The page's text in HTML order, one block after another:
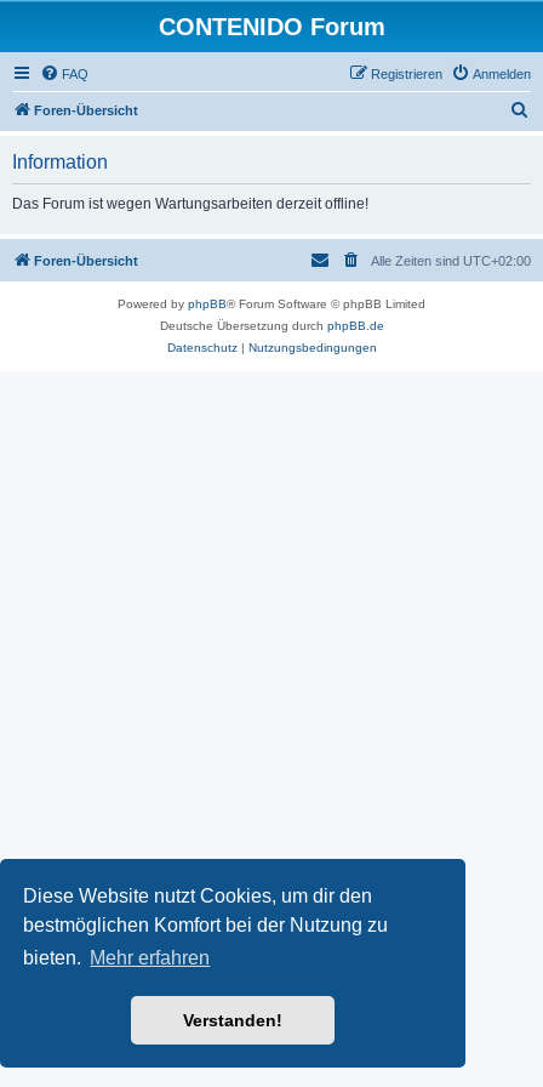
Diese Website nutzt Cookies, um dir den
bestmöglichen Komfort bei der Nutzung zu
bieten. Mehr erfahren
Verstanden!
CONTENIDO Forum
FAQ Anmelden
Registrieren
Foren-Übersicht
Information
Das Forum ist wegen Wartungsarbeiten derzeit offline!
Foren-Übersicht Alle Zeiten sind UTC+02:00
Powered by phpBB® Forum Software © phpBB Limited
Deutsche Übersetzung durch phpBB.de
Datenschutz| Nutzungsbedingungen